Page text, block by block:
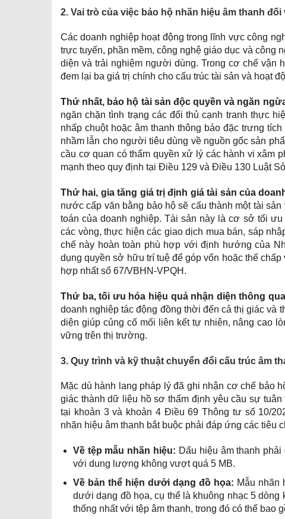
2. Vai trò của việc bảo hộ nhãn hiệu âm thanh
Các doanh nghiệp hoạt động trong lĩnh vực công
trực tuyến, phần mềm, công nghệ giáo dục và
diện và trải nghiệm người dùng. Trong cơ chế vận
đem lại ba giá trị chính cho cấu trúc tài sản và hoạt
Thứ nhất, bảo hộ tài sản độc quyền và ngăn
ngăn chặn tình trạng các đối thủ cạnh tranh thực
nhấp chuột hoặc âm thanh thông báo đặc trưng
nhầm lẫn cho người tiêu dùng về nguồn gốc sản
cầu cơ quan có thẩm quyền xử lý các hành vi xâm
mạnh theo quy định tại Điều 129 và Điều 130 Luật
Thứ hai, gia tăng giá trị định giá tài sản của
nước cấp văn bằng bảo hộ sẽ cấu thành một tài
toán của doanh nghiệp. Tài sản này là cơ sở tối
các vòng, thực hiện các giao dịch mua bán, sáp
chế này hoàn toàn phù hợp với định hướng của
dụng quyền sở hữu trí tuệ để góp vốn hoặc thế
hợp nhất số 67/VBHN-VPQH.
Thứ ba, tối ưu hóa hiệu quả nhận diện thông
doanh nghiệp tác động đồng thời đến cả thị giác và
diện giúp củng cố mối liên kết tự nhiên, nâng cao
vững trên thị trường.
3. Quy trình và kỹ thuật chuyển đổi cấu trúc âm
Mặc dù hành lang pháp lý đã ghi nhận cơ chế bảo
giác thành dữ liệu hồ sơ thẩm định yêu cầu sự
tại khoản 3 và khoản 4 Điều 69 Thông tư số 10/
nhãn hiệu âm thanh bắt buộc phải đáp ứng các tiêu
Về tệp mẫu nhãn hiệu: Dấu hiệu âm thanh
với dung lượng không vượt quá 5 MB.
Về bản thể hiện dưới dạng đồ họa: Mẫu nhãn
dưới dạng đồ họa, cụ thể là khuông nhạc 5 dòng
thống nhất với tệp âm thanh, trong đó có thể bao